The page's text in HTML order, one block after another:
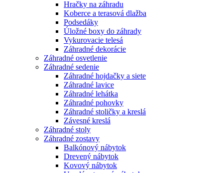
Hračky na záhradu
Koberce a terasová dlažba
Podsedáky
Úložné boxy do záhrady
Vykurovacie telesá
Záhradné dekorácie
Záhradné osvetlenie
Záhradné sedenie
Záhradné hojdačky a siete
Záhradné lavice
Záhradné lehátka
Záhradné pohovky
Záhradné stoličky a kreslá
Závesné kreslá
Záhradné stoly
Záhradné zostavy
Balkónový nábytok
Drevený nábytok
Kovový nábytok